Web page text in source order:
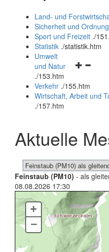
und
schließen
Land- und
Sicherheit und Ordnung
Sport und Freizeit ./
Statistik ./statistik.htm
und
schließen
Umwelt
und Natur
./153.htm
Verkehr ./155.htm
Wirtschaft, Arbeit und
./157.htm
Aktuelle
Feinstaub (PM10) - als
08.08.2026 17:30
+
–